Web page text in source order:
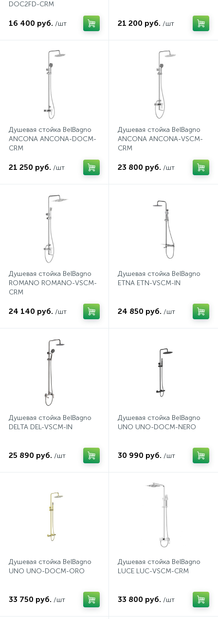
DOC2FD-CRM
16 400 руб. /шт 21 200 руб. /шт
Душевая стойка BelBagno
ANCONA ANCONA-DOCM-
CRM
21 250 руб. /шт
Душевая стойка BelBagno
ANCONA ANCONA-VSCM-
CRM
23 800 руб. /шт
Душевая стойка BelBagno
ROMANO ROMANO-VSCM-
CRM
24 140 руб. /шт
Душевая стойка BelBagno
ETNA ETN-VSCM-IN
24 850 руб. /шт
Душевая стойка BelBagno
DELTA DEL-VSCM-IN
25 890 руб. /шт
Душевая стойка BelBagno
UNO UNO-DOCM-NERO
30 990 руб. /шт
Душевая стойка BelBagno
UNO UNO-DOCM-ORO
33 750 руб. /шт
Душевая стойка BelBagno
LUCE LUC-VSCM-CRM
33 800 руб. /шт
Сиденья для душевых ограждений
Комплектующие для мебели